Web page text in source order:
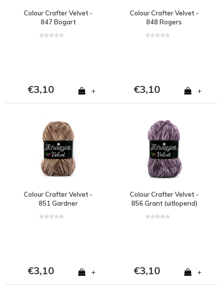
Colour Crafter Velvet -
847 Bogart
€3,10 +
Colour Crafter Velvet -
848 Rogers
€3,10 +
Colour Crafter Velvet -
851 Gardner
€3,10 +
Colour Crafter Velvet -
856 Grant (uitlopend)
€3,10 +